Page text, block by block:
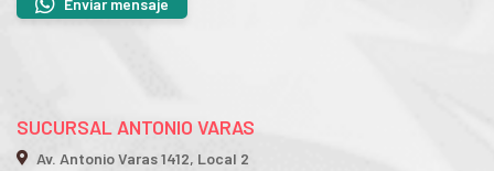
Enviar mensaje
SUCURSAL ANTONIO VARAS
Av. Antonio Varas 1412, Local 2